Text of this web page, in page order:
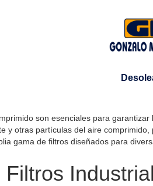
son esenciales para
y otras partículas del aire
gama de filtros diseñados para